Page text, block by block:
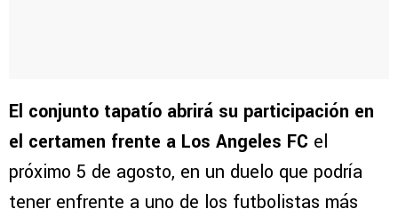
El conjunto tapatío abrirá su participación en
el certamen frente a Los Angeles FC el
próximo 5 de agosto, en un duelo que podría
tener enfrente a uno de los futbolistas más